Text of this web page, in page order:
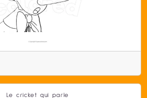
Le cricket qui parle